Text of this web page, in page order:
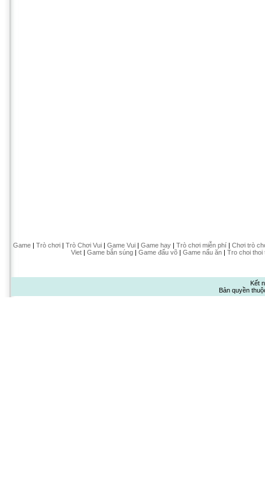
Game| Trò chơi| Trò Chơi Vui| Game Vui| Game hay| Trò chơi miễn phí| Chơi trò
Viet| Game bắn súng| Game đấu võ| Game nấu ăn| Tro choi thoi
Kết
Bản quyền